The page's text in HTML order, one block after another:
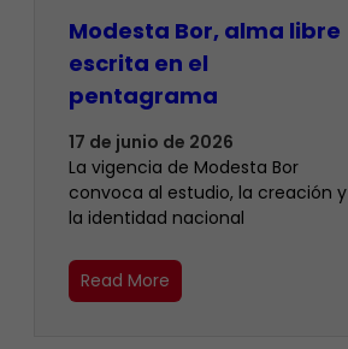
Modesta Bor, alma libre
escrita en el
pentagrama
17 de junio de 2026
La vigencia de Modesta Bor
convoca al estudio, la creación y
la identidad nacional
Read More